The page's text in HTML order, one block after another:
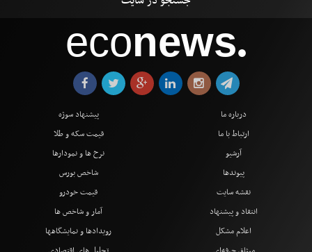
econews●
درباره ما
ارتباط با ما
آرشیو
پیوندها
نقشه سایت
انتقاد و پیشنهاد
اعلام مشکل
پیشنهاد سوژه
قیمت سکه و طلا
نرخ ها و نمودارها
شاخص بورس
قیمت خودرو
آمار و شاخص ها
رویدادها و نمایشگاهها